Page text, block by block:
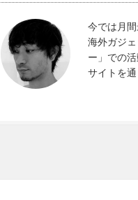
今では月
海外ガジ
ー」での
サイトを通